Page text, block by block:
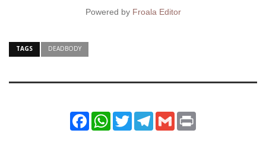
Powered by Froala Editor
TAGS DEADBODY
FacebookWhatsApp
TwitterTelegram
Gmail